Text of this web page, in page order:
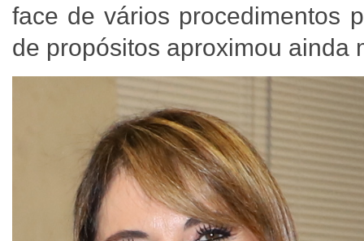
face de vários procedimentos
de propósitos aproximou ainda